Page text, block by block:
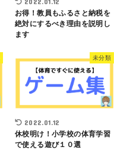
お得！教員もふるさと納税を
絶対にするべき理由を説明し
ます
未分類
2022.01.12
休校明け！小学校の体育学習
で使える遊び１０選